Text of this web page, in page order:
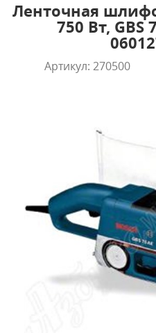
Ленточная
750 Вт, GBS
Артикул:270500